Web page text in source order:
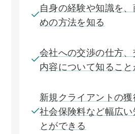
自身の経験や知識を
めの方法を知る
会社への交渉の仕方、
内容について知るこ
新規クライアントの
社会保険料など幅広
とができる